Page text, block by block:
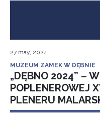
27 may, 2024
MUZEUM ZAMEK W DĘBNIE
„DĘBNO 2024” –
POPLENEROWEJ
PLENERU